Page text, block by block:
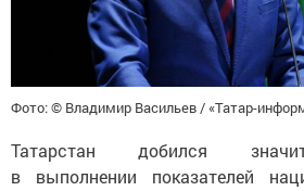
Фото: © Владимир Васильев / «Татар-
Татарстан добился
в выполнении показателей